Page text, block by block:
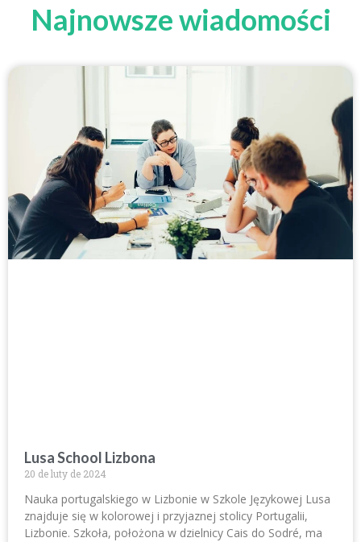
Najnowsze wiadomości
Lusa School Lizbona
20 de luty de 2024
Nauka portugalskiego w Lizbonie w Szkole Językowej Lusa
znajduje się w kolorowej i przyjaznej stolicy Portugalii,
Lizbonie. Szkoła, położona w dzielnicy Cais do Sodré, ma